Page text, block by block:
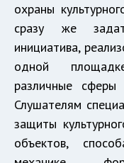
охраны
сразу же
инициатива,
одной
различные сферы
Слушателям
защиты
объектов,